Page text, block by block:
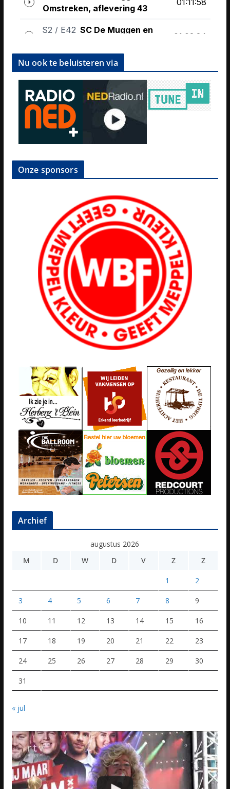
Nu ook te beluisteren via
Onze sponsors
Archief
augustus 2026
M
D W D V Z Z
1 2
3 4 5 6 7 8 9
10 11 12 13 14 15 16
17 18 19 20 21 22 23
24 25 26 27 28 29 30
31
« jul